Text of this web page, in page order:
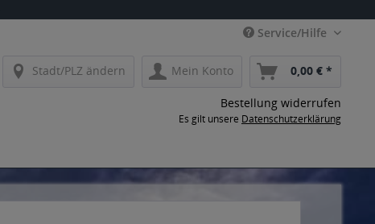
Service/Hilfe
Stadt/PLZ ändern Mein Konto 0,00 € *
Bestellung widerrufen
Es gilt unsere Datenschutzerklärung